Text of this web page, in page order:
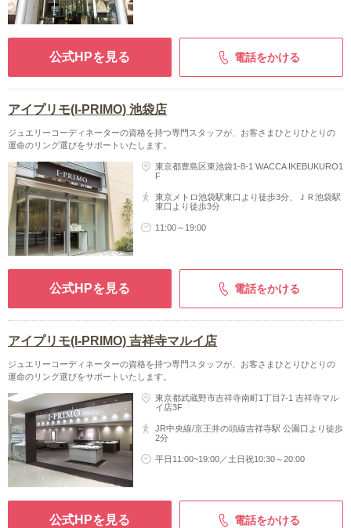
公式HPを見る 電話をかける
アイプリモ(I-PRIMO) 池袋店
ジュエリーコーディネーターの資格を持つ専門スタッフが、お客さまひとりひとりの
運命のリング選びをサポートいたします。
東京都豊島区東池袋1-8-1 WACCA IKEBUKURO1
F
東京メトロ池袋駅東口より徒歩3分、ＪＲ池袋駅
東口より徒歩3分
11:00～19:00
公式HPを見る 電話をかける
アイプリモ(I-PRIMO) 吉祥寺マルイ店
ジュエリーコーディネーターの資格を持つ専門スタッフが、お客さまひとりひとりの
運命のリング選びをサポートいたします。
東京都武蔵野市吉祥寺南町1丁目7-1 吉祥寺マル
イ店3F
JR中央線/京王井の頭線吉祥寺駅 公園口より徒歩
2分
平日11:00~19:00／土日祝10:30～20:00
公式HPを見る 電話をかける